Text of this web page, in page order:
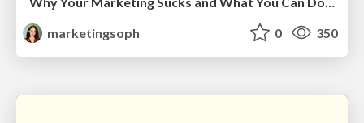
marketingsoph
0 350